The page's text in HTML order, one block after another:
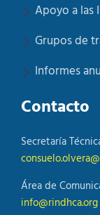
Apoyo a las
Grupos de
Informes
Contacto
Secretaría
Área de
info@rindhca.org